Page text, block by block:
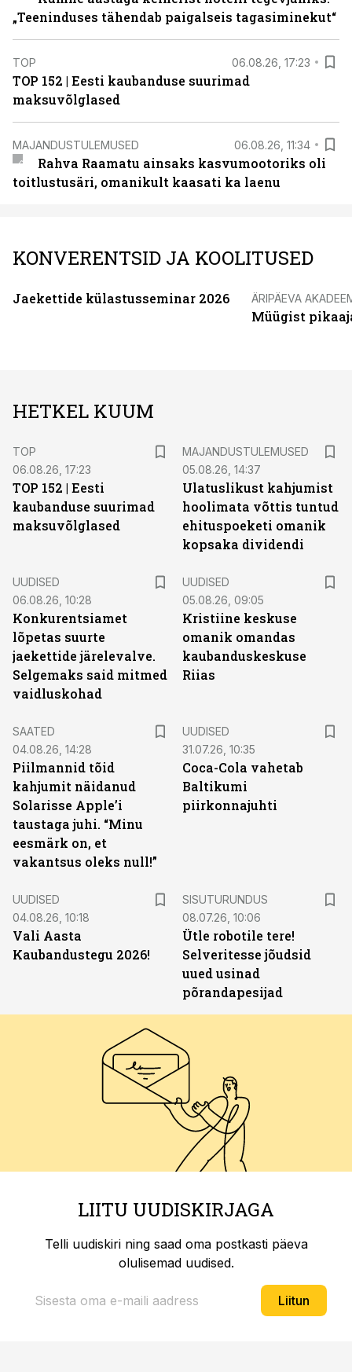
„Teeninduses tähendab paigalseis tagasiminekut“
TOP 06.08.26, 17:23
TOP 152 | Eesti kaubanduse suurimad
maksuvõlglased
MAJANDUSTULEMUSED 06.08.26, 11:34
Rahva Raamatu ainsaks kasvumootoriks oli
toitlustusäri, omanikult kaasati ka laenu
KONVERENTSID JA KOOLITUSED
Jaekettide külastusseminar 2026 ÄRIPÄEVA
Müügist
HETKEL KUUM
TOP
06.08.26, 17:23
TOP 152 | Eesti
kaubanduse suurimad
maksuvõlglased
MAJANDUSTULEMUSED
05.08.26, 14:37
Ulatuslikust kahjumist
hoolimata võttis tuntud
ehituspoeketi omanik
kopsaka dividendi
UUDISED
06.08.26, 10:28
Konkurentsiamet
lõpetas suurte
jaekettide järelevalve.
Selgemaks said mitmed
vaidluskohad
UUDISED
05.08.26, 09:05
Kristiine keskuse
omanik omandas
kaubanduskeskuse
Riias
SAATED
04.08.26, 14:28
Piilmannid tõid
kahjumit näidanud
Solarisse Apple’i
taustaga juhi. “Minu
eesmärk on, et
vakantsus oleks null!”
UUDISED
31.07.26, 10:35
Coca-Cola vahetab
Baltikumi
piirkonnajuhti
UUDISED
04.08.26, 10:18
Vali Aasta
Kaubandustegu 2026!
SISUTURUNDUS
08.07.26, 10:06
Ütle robotile tere!
Selveritesse jõudsid
uued usinad
põrandapesijad
LIITU UUDISKIRJAGA
Telli uudiskiri ning saad oma postkasti päeva
olulisemad uudised.
Liitun